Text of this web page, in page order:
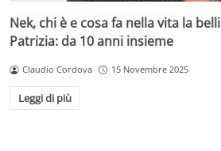
Nek, chi è e cosa fa nella vita la
Patrizia: da 10 anni insieme
Claudio Cordova 15 Novembre 2025
Leggi di più